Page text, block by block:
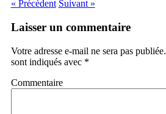
« Précédent Suivant »
Laisser un commentaire
Votre adresse e-mail ne sera pas publiée.
sont indiqués avec *
Commentaire